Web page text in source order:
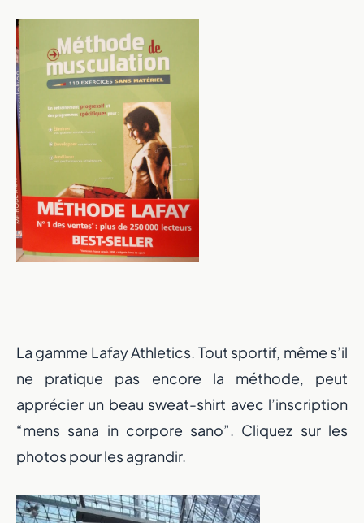
La gamme Lafay Athletics. Tout sportif, même s’il
ne pratique pas encore la méthode, peut
apprécier un beau sweat-shirt avec l’inscription
“mens sana in corpore sano”. Cliquez sur les
photos pour les agrandir.